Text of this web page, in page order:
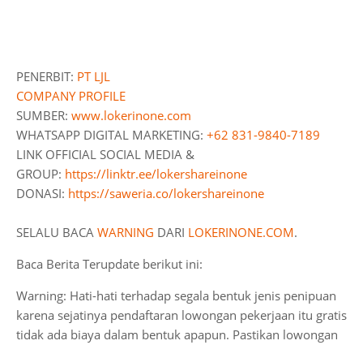
PENERBIT: PT LJL
COMPANY PROFILE
SUMBER: www.lokerinone.com
WHATSAPP DIGITAL MARKETING: +62 831-9840-7189
LINK OFFICIAL SOCIAL MEDIA &
GROUP: https://linktr.ee/lokershareinone
DONASI: https://saweria.co/lokershareinone
SELALU BACA WARNING DARI LOKERINONE.COM.
Baca Berita Terupdate berikut ini:
Warning: Hati-hati terhadap segala bentuk jenis penipuan
karena sejatinya pendaftaran lowongan pekerjaan itu gratis
tidak ada biaya dalam bentuk apapun. Pastikan lowongan